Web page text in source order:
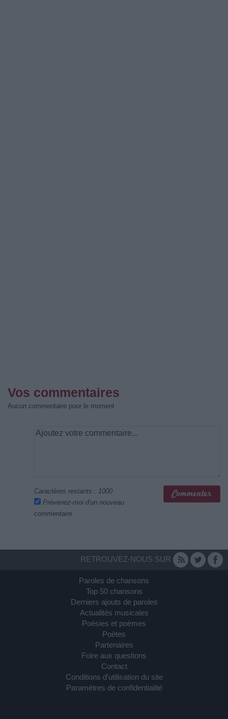
Vos commentaires
Aucun commentaire pour le moment
Caractères restants : 1000
Prévenez-moi d'un nouveau
commentaire
RETROUVEZ-NOUS SUR
Paroles de chansons
Top 50 chansons
Derniers ajouts de paroles
Actualités musicales
Poésies et poèmes
Poètes
Partenaires
Foire aux questions
Contact
Conditions d'utilisation du site
Paramètres de confidentialité